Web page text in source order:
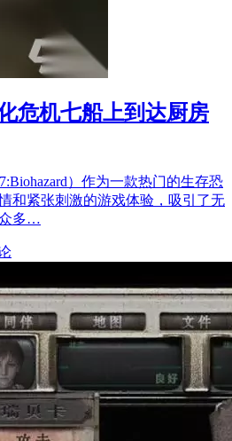
危机七船上到达厨房
）作为一款热门的生存恐
和紧张刺激的游戏体验，吸引了无
多…